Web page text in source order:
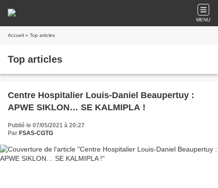
MENU
Accueil » Top articles
Top articles
Centre Hospitalier Louis-Daniel Beaupertuy :
APWE SIKLON… SE KALMIPLA !
Publié le 07/05/2021 à 20:27
Par FSAS-CGTG